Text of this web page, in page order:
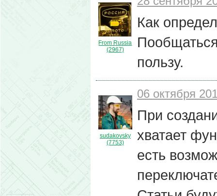
From Russia
(2967)
Как
пользу.
sudakovsky
(7753)
06 октября
При
хватает
есть